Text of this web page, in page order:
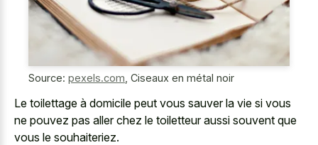
Source: pexels.com, Ciseaux en métal noir
Le toilettage à domicile peut vous sauver la vie si vous
ne pouvez pas aller chez le toiletteur aussi souvent que
vous le souhaiteriez.